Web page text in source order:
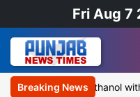
Fri Aug
Breaking News
to Blend Ethanol